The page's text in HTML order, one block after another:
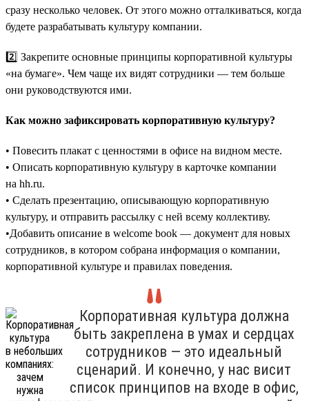
сразу несколько человек. От этого можно отталкиваться, когда
будете разрабатывать культуру компании.
2️⃣ Закрепите основные принципы корпоративной культуры
«на бумаге». Чем чаще их видят сотрудники — тем больше
они руководствуются ими.
Как можно зафиксировать корпоративную культуру?
• Повесить плакат с ценностями в офисе на видном месте.
• Описать корпоративную культуру в карточке компании
на hh.ru.
• Сделать презентацию, описывающую корпоративную
культуру, и отправить рассылку с ней всему коллективу.
•Добавить описание в welcome book — документ для новых
сотрудников, в котором собрана информация о компании,
корпоративной культуре и правилах поведения.
Корпоративная культура должна
быть закреплена в умах и сердцах
сотрудников — это идеальный
сценарий. И конечно, у нас висит
список принципов на входе в офис,